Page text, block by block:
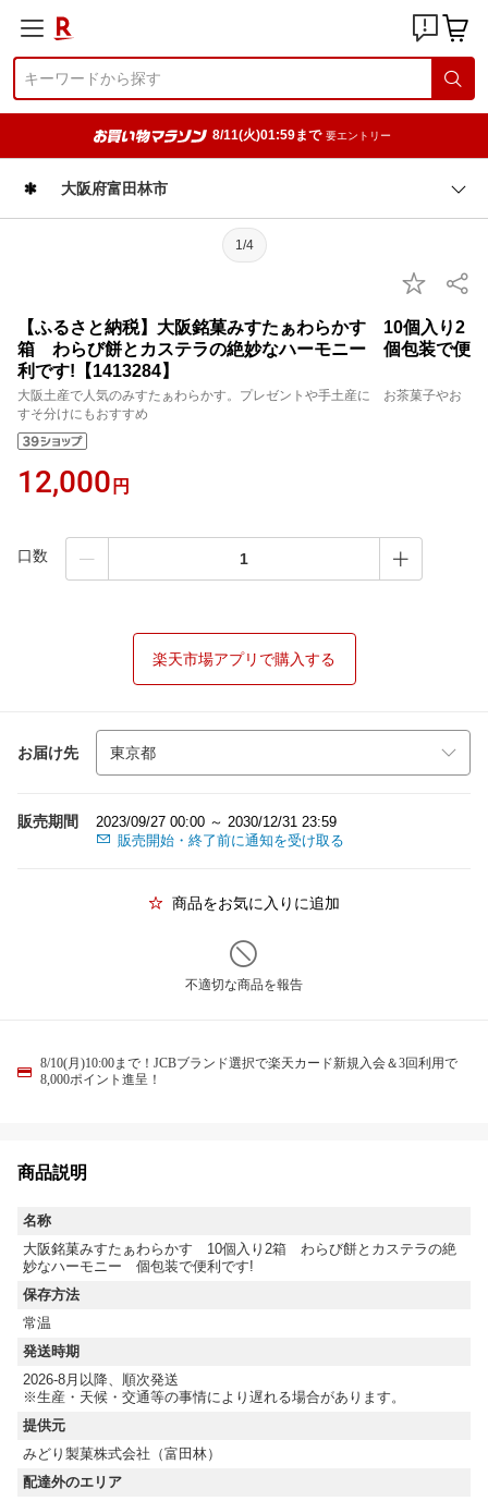
8/11(火)01:59まで 要エントリー
大阪府富田林市
1/4
【ふるさと納税】大阪銘菓みすたぁわらかす 10個入り2
箱 わらび餅とカステラの絶妙なハーモニー 個包装で便
利です!【1413284】
大阪土産で人気のみすたぁわらかす。プレゼントや手土産に お茶菓子やお
すそ分けにもおすすめ
12,000 円
口数
楽天市場アプリで購入する
お届け先
販売期間
2023/09/27 00:00 ～ 2030/12/31 23:59
販売開始・終了前に通知を受け取る
商品をお気に入りに追加
不適切な商品を報告
8/10(月)10:00まで！JCBブランド選択で楽天カード新規入会＆3回利用で
8,000ポイント進呈！
商品説明
名称
大阪銘菓みすたぁわらかす 10個入り2箱 わらび餅とカステラの絶
妙なハーモニー 個包装で便利です!
保存方法
常温
発送時期
2026-8月以降、順次発送
※生産・天候・交通等の事情により遅れる場合があります。
提供元
みどり製菓株式会社（富田林）
配達外のエリア